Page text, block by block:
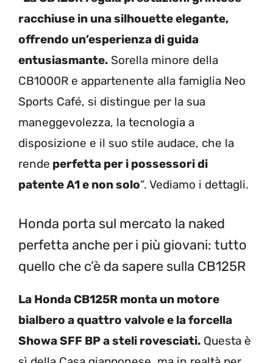
racchiuse in una silhouette elegante,
offrendo un’esperienza di guida
entusiasmante. Sorella minore della
CB1000R e appartenente alla famiglia Neo
Sports Café, si distingue per la sua
maneggevolezza, la tecnologia a
disposizione e il suo stile audace, che la
rende perfetta per i possessori di
patente A1 e non solo“. Vediamo i dettagli.
Honda porta sul mercato la naked
perfetta anche per i più giovani: tutto
quello che c’è da sapere sulla CB125R
La Honda CB125R monta un motore
bialbero a quattro valvole e la forcella
Showa SFF BP a steli rovesciati. Questa è